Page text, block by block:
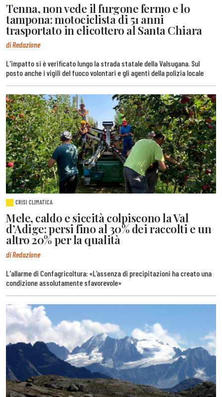
Tenna, non vede il furgone fermo e lo
tampona: motociclista di 51 anni
trasportato in elicottero al Santa Chiara
di Redazione
L'impatto si è verificato lungo la strada statale della Valsugana. Sul
posto anche i vigili del fuoco volontari e gli agenti della polizia locale
CRISI CLIMATICA
Mele, caldo e siccità colpiscono la Val
d’Adige: persi fino al 30% dei raccolti e un
altro 20% per la qualità
di Redazione
L'allarme di Confagricoltura: «L’assenza di precipitazioni ha creato una
condizione assolutamente sfavorevole»